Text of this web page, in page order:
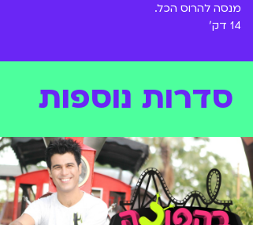
מנסה להרוס הכל.
14 דק'
סדרות נוספות